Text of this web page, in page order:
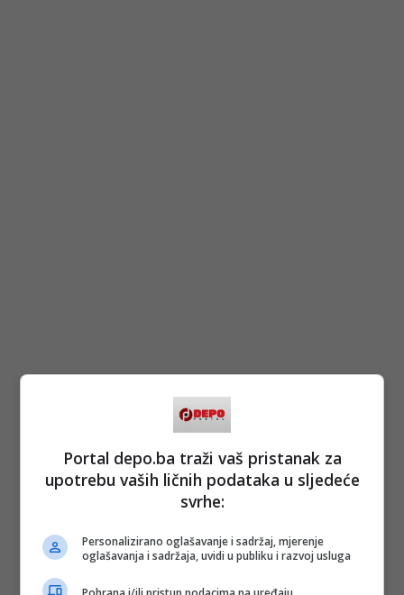
Portal depo.ba traži vaš pristanak za
upotrebu vaših ličnih podataka u sljedeće
svrhe:
Personalizirano oglašavanje i sadržaj, mjerenje
oglašavanja i sadržaja, uvidi u publiku i razvoj usluga